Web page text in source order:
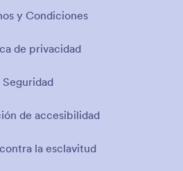
y Condiciones
de privacidad
Seguridad
de accesibilidad
la esclavitud